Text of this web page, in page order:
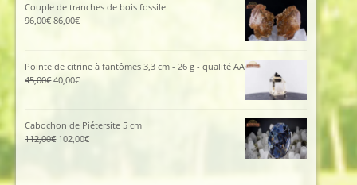
185,00€.129,00€.
Couple de tranches de bois fossile
96,00€Le
96,00€.
86,00€Le
est :
86,00€.
Pointe de citrine à fantômes 3,3 cm - 26 g - qualité AA
45,00€Le
45,00€.
40,00€Le
est :
40,00€.
Cabochon de Piétersite 5 cm
112,00€ Le
102,00€Le